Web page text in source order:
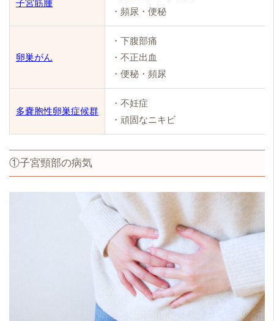
子宮筋腫
・頻尿・便秘
卵巣がん
・下腹部痛
・不正出血
・便秘・頻尿
多嚢胞性卵巣症候群
・不妊症
・頑固なニキビ
①子宮頸部の病気